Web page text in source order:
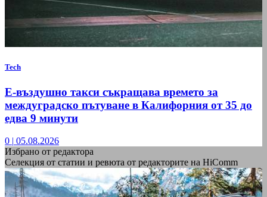
Tech
Е-въздушно такси съкращава времето за
междуградско пътуване в Калифорния от 35 до
едва 9 минути
0 | 05.08.2026
Избрано от редактора
Селекция от статии и ревюта от редакторите на HiComm